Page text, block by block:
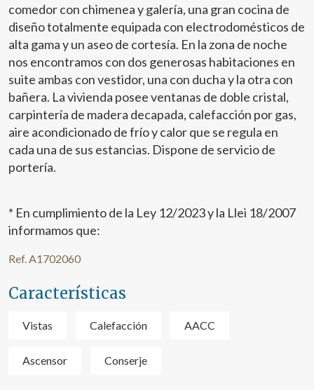
comedor con chimenea y galería, una gran cocina de
diseño totalmente equipada con electrodomésticos de
alta gama y un aseo de cortesía. En la zona de noche
nos encontramos con dos generosas habitaciones en
suite ambas con vestidor, una con ducha y la otra con
bañera. La vivienda posee ventanas de doble cristal,
carpintería de madera decapada, calefacción por gas,
aire acondicionado de frío y calor que se regula en
cada una de sus estancias. Dispone de servicio de
portería.
* En cumplimiento de la Ley 12/2023 y la Llei 18/2007
informamos que:
Ref. A1702060
Características
Vistas Calefacción AACC
Ascensor Conserje
Modificar cookies
Este sitio web utiliza Cookies propias para recopilar